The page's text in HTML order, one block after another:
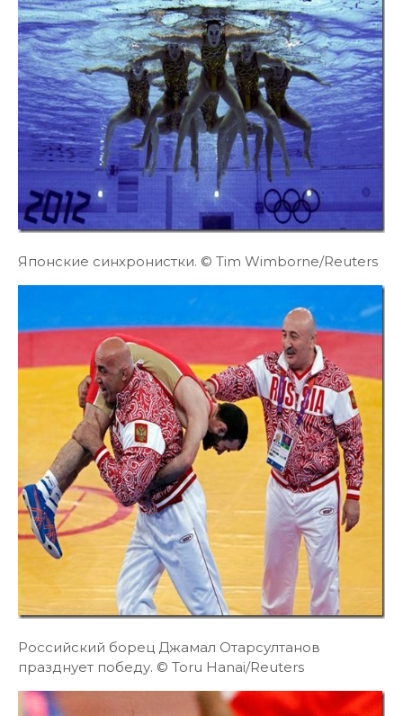
Японские синхронистки. © Tim Wimborne/Reuters
Российский борец Джамал Отарсултанов
празднует победу. © Toru Hanai/Reuters